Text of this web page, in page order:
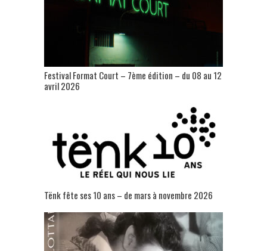
Festival Format Court – 7ème édition – du 08 au 12
avril 2026
Tënk fête ses 10 ans – de mars à novembre 2026